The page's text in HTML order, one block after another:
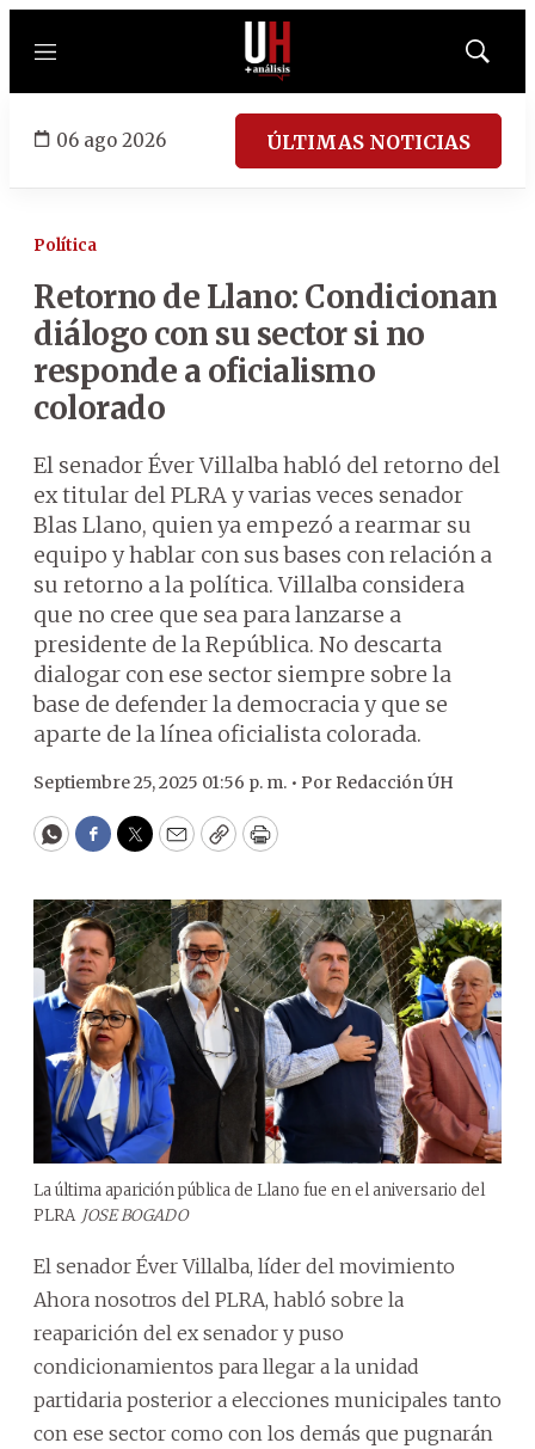
Menú
Mostrar
06 ago 2026 ÚLTIMAS NOTICIAS
Política
Retorno de Llano: Condicionan
diálogo con su sector si no
responde a oficialismo
colorado
El senador Éver Villalba habló del retorno del
ex titular del PLRA y varias veces senador
Blas Llano, quien ya empezó a rearmar su
equipo y hablar con sus bases con relación a
su retorno a la política. Villalba considera
que no cree que sea para lanzarse a
presidente de la República. No descarta
dialogar con ese sector siempre sobre la
base de defender la democracia y que se
aparte de la línea oficialista colorada.
Septiembre 25, 2025 01:56 p. m. • Por Redacción ÚH
WhatsApp
Facebook
Twitter
EmailCopyPrint
La última aparición pública de Llano fue en el aniversario del
PLRA JOSE BOGADO
El senador Éver Villalba, líder del movimiento
Ahora nosotros del PLRA, habló sobre la
reaparición del ex senador y puso
condicionamientos para llegar a la unidad
partidaria posterior a elecciones municipales tanto
con ese sector como con los demás que pugnarán